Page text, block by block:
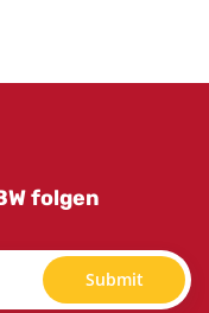
folgen
Submit